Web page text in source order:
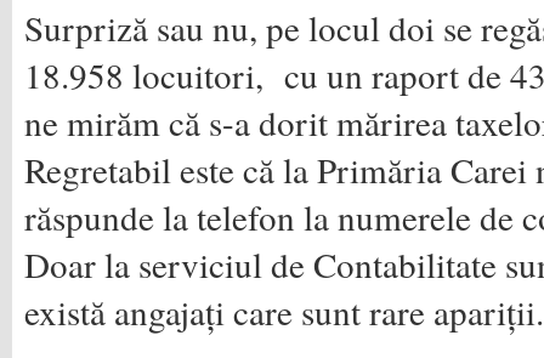
Surpriză sau nu, pe locul doi se
18.958 locuitori, cu un raport de
ne mirăm că s-a dorit mărirea
Regretabil este că la Primăria Carei
răspunde la telefon la numerele de
Doar la serviciul de Contabilitate
există angajați care sunt rare apariții.